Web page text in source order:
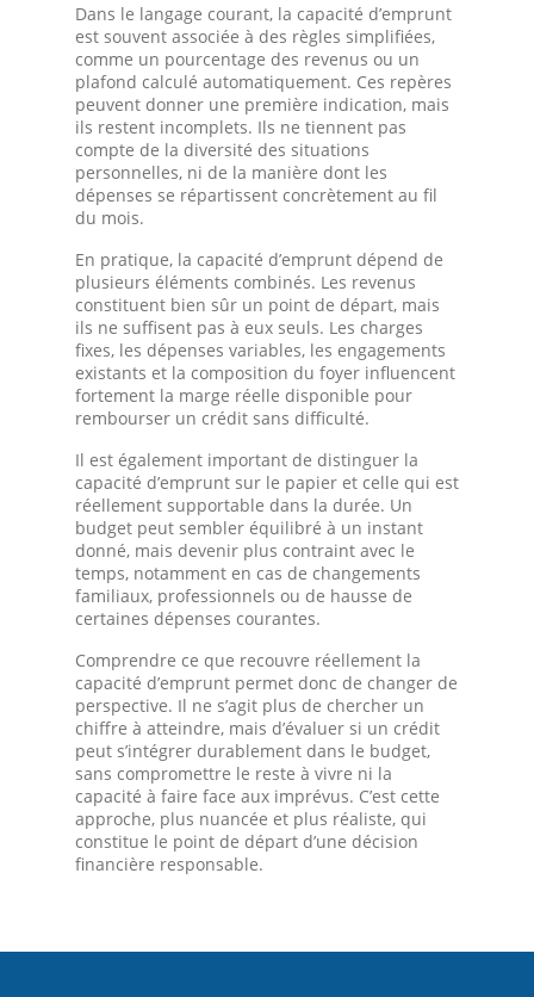
Dans le langage courant, la capacité d’emprunt
est souvent associée à des règles simplifiées,
comme un pourcentage des revenus ou un
plafond calculé automatiquement. Ces repères
peuvent donner une première indication, mais
ils restent incomplets. Ils ne tiennent pas
compte de la diversité des situations
personnelles, ni de la manière dont les
dépenses se répartissent concrètement au fil
du mois.
En pratique, la capacité d’emprunt dépend de
plusieurs éléments combinés. Les revenus
constituent bien sûr un point de départ, mais
ils ne suffisent pas à eux seuls. Les charges
fixes, les dépenses variables, les engagements
existants et la composition du foyer influencent
fortement la marge réelle disponible pour
rembourser un crédit sans difficulté.
Il est également important de distinguer la
capacité d’emprunt sur le papier et celle qui est
réellement supportable dans la durée. Un
budget peut sembler équilibré à un instant
donné, mais devenir plus contraint avec le
temps, notamment en cas de changements
familiaux, professionnels ou de hausse de
certaines dépenses courantes.
Comprendre ce que recouvre réellement la
capacité d’emprunt permet donc de changer de
perspective. Il ne s’agit plus de chercher un
chiffre à atteindre, mais d’évaluer si un crédit
peut s’intégrer durablement dans le budget,
sans compromettre le reste à vivre ni la
capacité à faire face aux imprévus. C’est cette
approche, plus nuancée et plus réaliste, qui
constitue le point de départ d’une décision
financière responsable.